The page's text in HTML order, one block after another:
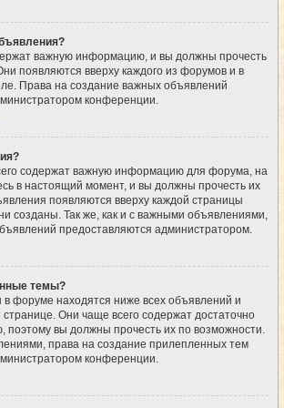
важную информацию, и вы должны прочесть
появляются вверху каждого из форумов и в
Права на создание важных объявлений
конференции.
содержат важную информацию для форума, на
в настоящий момент, и вы должны прочесть их
появляются вверху каждой страницы
созданы. Так же, как и с важными объявлениями,
предоставляются администратором.
темы?
форуме находятся ниже всех объявлений и
странице. Они чаще всего содержат достаточно
вы должны прочесть их по возможности.
права на создание прилепленных тем
конференции.